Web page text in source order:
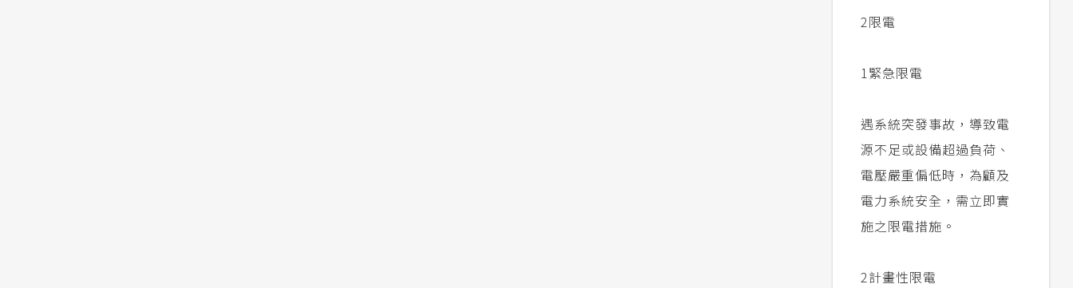
2限電
1緊急限電
遇系統突發事故，導致電
源不足或設備超過負荷、
電壓嚴重偏低時，為顧及
電力系統安全，需立即實
施之限電措施。
2計畫性限電